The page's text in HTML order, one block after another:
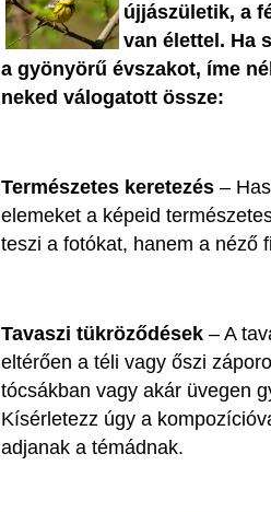
újjászületik, a
van élettel. Ha
a gyönyörű évszakot, íme
neked válogatott össze:
Természetes keretezés –
elemeket a képeid
teszi a fotókat, hanem a néző
Tavaszi tükröződések – A
eltérően a téli vagy őszi
tócsákban vagy akár üvegen
Kísérletezz úgy a
adjanak a témádnak.